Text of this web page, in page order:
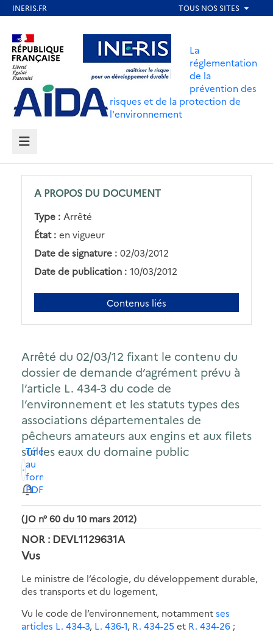
contenu
principal
Aller au contenu Aller au menu
Aller au pied de page
La
réglementation
de la
prévention des
risques et de la protection de
l'environnement
MENU
A PROPOS DU DOCUMENT
Type : Arrêté
État : en vigueur
Date de signature : 02/03/2012
Date de publication : 10/03/2012
Contenus liés
Arrêté du 02/03/12 fixant le contenu du
dossier de demande d’agrément prévu à
l’article L. 434-3 du code de
l’environnement et les statuts types des
associations départementales de
pêcheurs amateurs aux engins et aux filets
sur les eaux du domaine public
Télécharger
au
format
PDF
(JO n° 60 du 10 mars 2012)
NOR : DEVL1129631A
Vus
Le ministre de l’écologie, du développement durable,
des transports et du logement,
Vu le code de l’environnement, notammentses
articles L. 434-3, L. 436-1, R. 434-25 et R. 434-26 ;